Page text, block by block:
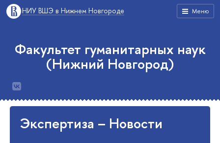
Меню
НИУ ВШЭ в Нижнем Новгороде
Факультет гуманитарных наук
(Нижний Новгород)
Экспертиза – Новости